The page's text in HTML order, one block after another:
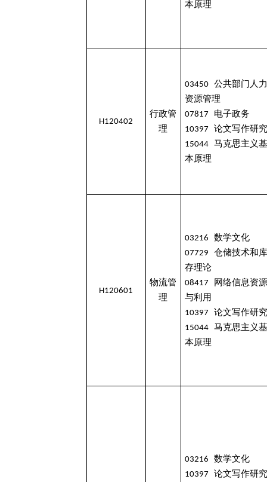
本原理
H120402
行政管
理
03450 公共部门人力
资源管理
07817 电子政务
10397 论文写作研究
15044 马克思主义基
本原理
H120601
物流管
理
03216 数学文化
07729 仓储技术和库
存理论
08417 网络信息资源
与利用
10397 论文写作研究
15044 马克思主义基
本原理
03216 数学文化
10397 论文写作研究